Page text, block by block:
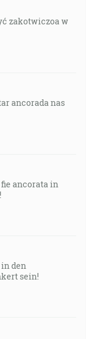
zakotwiczoa w
ancorada nas
ancorata in
in den
sein!